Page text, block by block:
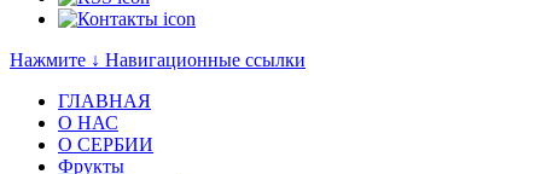
Нажмите ↓ Навигационные ссылки
ГЛАВНАЯ
О НАС
O СЕРБИИ
Фрукты